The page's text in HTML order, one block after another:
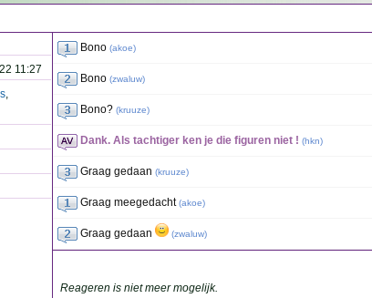
11:27
,
Bono (akoe)
Bono (zwaluw)
Bono? (kruuze)
Dank. Als tachtiger ken je die figuren niet ! (hkn)
Graag gedaan (kruuze)
Graag meegedacht (akoe)
Graag gedaan (zwaluw)
Reageren is niet meer mogelijk.